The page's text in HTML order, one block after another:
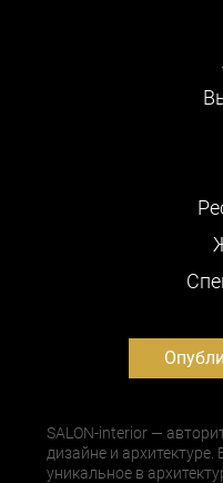
SALON-interior —
дизайне и архитектуре.
уникальное в